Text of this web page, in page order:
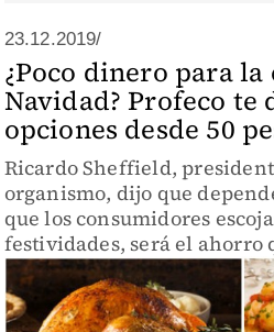
23.12.2019/
¿Poco dinero para la
Navidad? Profeco te
opciones desde 50
Ricardo Sheffield,
organismo, dijo que
que los consumidores
festividades, será el ahorro
obtengan por familia.